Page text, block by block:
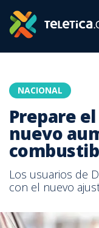
NACIONAL
Prepare
nuevo
Los usuarios de
con el nuevo